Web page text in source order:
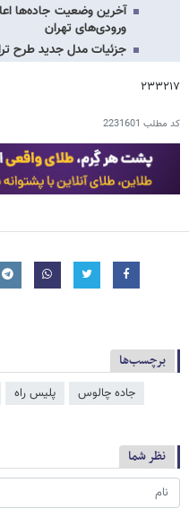
آخرین وضعیت جاده‌ها
ورودی‌های تهران
جزئیات مدل جدید طرح
۲۳۳۲۱۷
کد مطلب 2231601
برچسب‌ها
جاده چالوس پلیس راه
نظر شما